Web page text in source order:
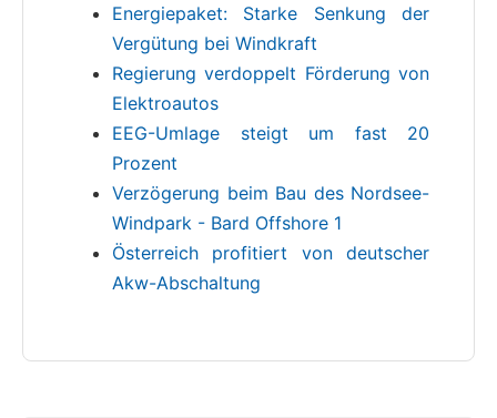
Energiepaket: Starke Senkung der
Vergütung bei Windkraft
Regierung verdoppelt Förderung von
Elektroautos
EEG-Umlage steigt um fast 20
Prozent
Verzögerung beim Bau des Nordsee-
Windpark - Bard Offshore 1
Österreich profitiert von deutscher
Akw-Abschaltung